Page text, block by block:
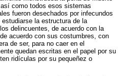
como todos esos sistemas
fueron desechados por infecundos
la estructura de la
delincuentes, de acuerdo con la
acuerdo con sus costumbres, con
de ser, para no caer en el
quedan escritas en el papel por su
ridículas por su pequeñez o